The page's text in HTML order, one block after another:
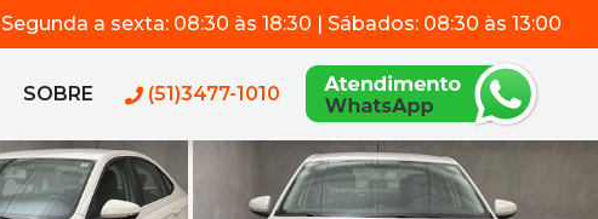
Segunda a sexta: 08:30 às 18:30 | Sábados: 08:30 às 13:00
SOBRE (51)3477-1010